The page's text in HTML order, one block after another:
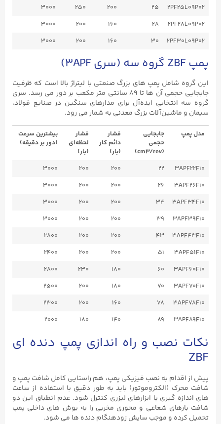
2PF25L09P02
25
200
250
3000
2PF28L09P02
28
160
200
3000
2PF30L09P02
30
160
200
3000
پمپ ZBF گروه سه (سری 3APF)
این گروه شامل پمپ ‌های بزرگ صنعتی با لیتراژ بالا است که ظرفیت
جابجایی حجمی آن ‌ها تا ۸۹ سانتی ‌متر مکعب بر دور می ‌رسد. سری
گروه سه انتخابی ایده‌آل برای مدارهای سنگین در صنایع فولاد،
سیمان و ماشین‌آلات بزرگ معدنی به شمار می ‌رود.
مدل پمپ
جابجایی
حجمی
(cm3/rev)
فشار
دائم کار
(بار)
فشار
لحظه‌ای
(بار)
بیشترین سرعت
(دور بر دقیقه)
3APF22F10
22
200
200
3000
3APF26F10
26
200
200
3000
3APF34F10
34
200
200
3000
3APF39F10
39
200
200
3000
3APF43F10
43
200
200
2800
3APF51F10
51
200
200
2400
3APF60F10
60
180
230
2800
3APF70F10
70
180
200
2500
3APF78F10
78
160
200
2300
3APF89F10
89
140
180
2000
نکات نصب و راه اندازی پمپ دنده‌ ای
ZBF
پیش از اقدام به نصب فیزیکی پمپ، هم‌ راستایی کامل شافت پمپ و
شافت محرک (الکتروموتور) باید به طور دقیق با استفاده از ساعت
‌های اندازه‌ گیری یا ابزارهای لیزری کنترل شود. عدم انطباق این دو
شافت بارهای شعاعی و محوری مخربی را به بوش ‌های داخلی پمپ
تحمیل کرده و موجب سایش زودهنگام دنده‌ ها می ‌شود.